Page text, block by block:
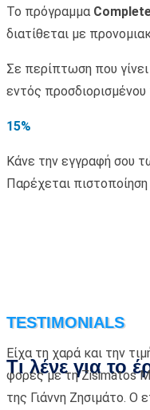
Το πρόγραμμα
διατίθεται με
Σε περίπτωση που
εντός
15%
Κάνε την εγγραφή σου
Παρέχεται
TESTIMONIALS
Τι λένε για το
Είχα τη χαρά και την
φορές με τη Zisimatos
της Γιάννη Ζησιμάτο. Ο